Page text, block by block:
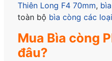
Thiên Long F4 70mm,
toàn bộ bìa còng các
Mua Bìa còng
đâu?